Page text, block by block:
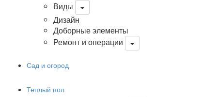
Виды
Дизайн
Доборные элементы
Ремонт и операции
Сад и огород
Теплый пол